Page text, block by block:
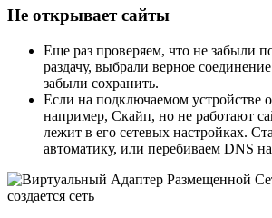
Не открывает сайты
Еще раз проверяем, что не забыли
раздачу, выбрали верное
забыли сохранить.
Если на подключаемом устройстве
например, Скайп, но не работают
лежит в его сетевых настройках.
автоматику, или перебиваем DNS